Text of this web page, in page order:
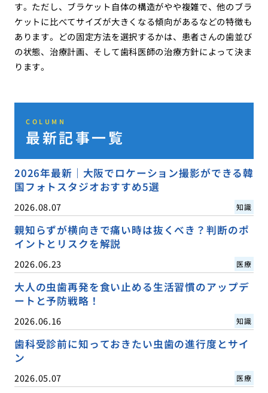
す。ただし、ブラケット自体の構造がやや複雑で、他のブラ
ケットに比べてサイズが大きくなる傾向があるなどの特徴も
あります。どの固定方法を選択するかは、患者さんの歯並び
の状態、治療計画、そして歯科医師の治療方針によって決ま
ります。
COLUMN
最新記事一覧
2026年最新｜大阪でロケーション撮影ができる韓
国フォトスタジオおすすめ5選
2026.08.07 知識
親知らずが横向きで痛い時は抜くべき？判断のポ
イントとリスクを解説
2026.06.23 医療
大人の虫歯再発を食い止める生活習慣のアップデ
ートと予防戦略！
2026.06.16 知識
歯科受診前に知っておきたい虫歯の進行度とサイ
ン
2026.05.07 医療